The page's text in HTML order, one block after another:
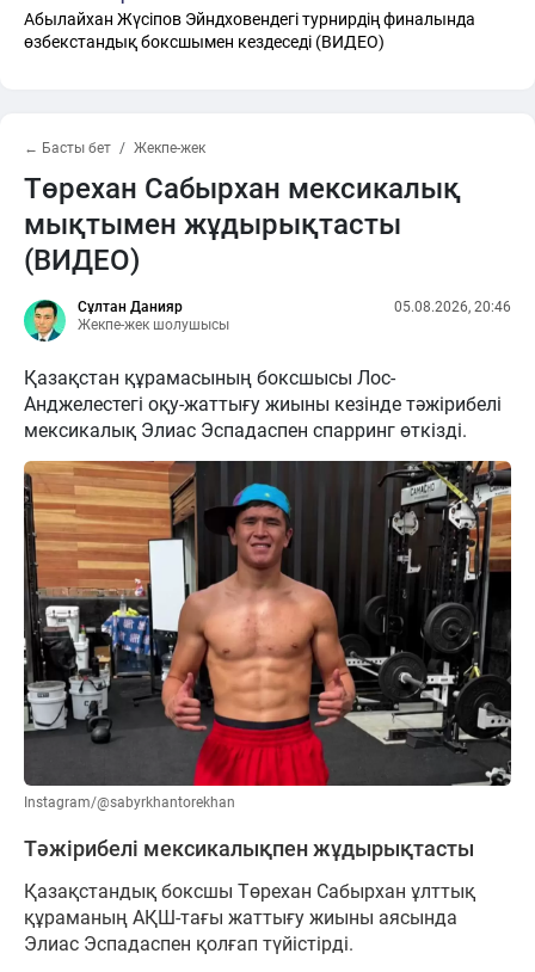
Абылайхан Жүсіпов Эйндховендегі турнирдің финалында
өзбекстандық боксшымен кездеседі (ВИДЕО)
← Басты бет Жекпе-жек
Төрехан Сабырхан мексикалық
мықтымен жұдырықтасты
(ВИДЕО)
Сұлтан Данияр
Жекпе-жек шолушысы
05.08.2026, 20:46
Қазақстан құрамасының боксшысы Лос-
Анджелестегі оқу-жаттығу жиыны кезінде тәжірибелі
мексикалық Элиас Эспадаспен спарринг өткізді.
Instagram/@sabyrkhantorekhan
Тәжірибелі мексикалықпен жұдырықтасты
Қазақстандық боксшы Төрехан Сабырхан ұлттық
құраманың АҚШ-тағы жаттығу жиыны аясында
Элиас Эспадаспен қолғап түйістірді.